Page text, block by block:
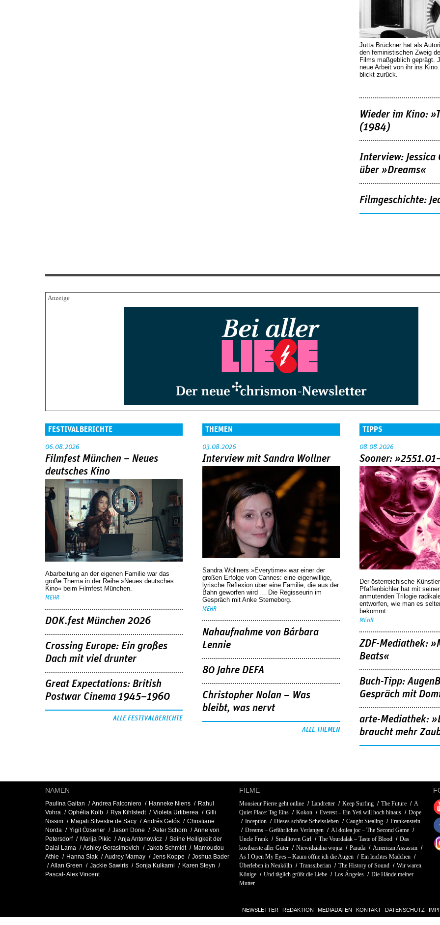
Jutta Brückner hat als
den feministischen Zweig
Films maßgeblich geprägt.
neue Arbeit von ihr ins
blickt zurück.
Wieder im Kino:
(1984)
Interview: Jessica
über »Dreams«
Filmgeschichte:
FESTIVALBERICHTE
06.08.2026
Filmfest München – Neues
deutsches Kino
Abarbeitung an der eigenen Familie war das
große Thema in der Reihe »Neues deutsches
Kino« beim Filmfest München.
MEHR
DOK.fest München 2026
Crossing Europe: Ein großes
Dach mit viel drunter
Great Expectations: British
Postwar Cinema 1945–1960
ALLE FESTIVALBERICHTE
THEMEN
03.08.2026
Interview mit Sandra Wollner
Sandra Wollners »Everytime« war einer der
großen Erfolge von Cannes: eine eigenwillige,
lyrische Reflexion über eine ­Familie, die aus der
Bahn geworfen wird … Die Regisseurin im
Gespräch mit Anke Sterneborg.
MEHR
Nahaufnahme von Bárbara
Lennie
80 Jahre DEFA
Christopher Nolan – Was
bleibt, was nervt
ALLE THEMEN
TIPPS
08.08.2026
Sooner:
Der österreichische
Pfaffenbichler hat mit
anmutenden Trilogie
entworfen, wie man es
bekommt.
MEHR
ZDF-Mediathek:
Beats«
Buch-Tipp:
Gespräch mit
arte-Mediathek:
braucht mehr
NAMEN
Paulina Gaitan Andrea Falconiero Hanneke Niens
Rahul
Vohra
Ophélia Kolb Rya Kihlstedt Violeta Urtiberea
Gilli
Nissim
Magali Silvestre de Sacy Andrés Gelós
Christiane
Norda
Yigit Özsener Jason Done Peter Schorn
Anne von
Petersdorf
Marija Pikic Anja Antonowicz
Seine Heiligkeit der
Dalai Lama
Ashley Gerasimovich Jakob Schmidt
Mamoudou
Athie
Hanna Slak Audrey Marnay Jens Koppe
Joshua Bader
Allan Green
Jackie Sawiris Sonja Kulkarni
Karen Steyn
Pascal- Alex Vincent
FILME
Monsieur Pierre geht online Landretter Keep Surfing The Future
A
Quiet Place: Tag Eins
Kokon Everest – Ein Yeti will hoch hinaus
Dope
Inception
Dieses schöne Scheissleben Caught Stealing
Frankenstein
Dreams – Gefährliches Verlangen
Al doilea joc – The Second Game
Uncle Frank
Smalltown Girl The Vourdalak – Taste of Blood
Das
kostbarste aller Güter
Niewidzialna wojna Parada
American Assassin
As I Open My Eyes – Kaum öffne ich die Augen
Ein leichtes Mädchen
Überleben in Neukölln
Transsiberian The History of Sound
Wir waren
Könige
Und täglich grüßt die Liebe Los Ángeles
Die Hände meiner
Mutter
NEWSLETTER REDAKTION MEDIADATEN KONTAKT DATENSCHUTZ